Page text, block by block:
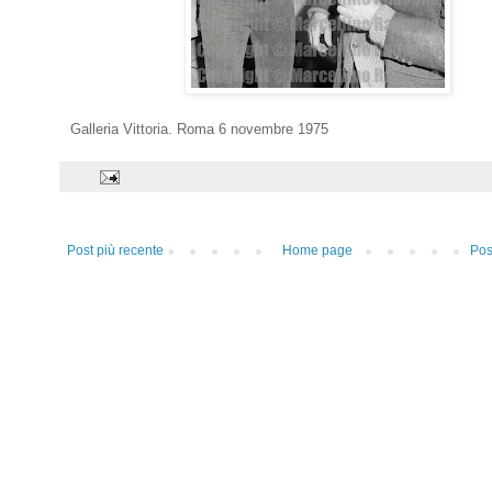
Galleria Vittoria. Roma 6 novembre 1975
Post più recente Home page